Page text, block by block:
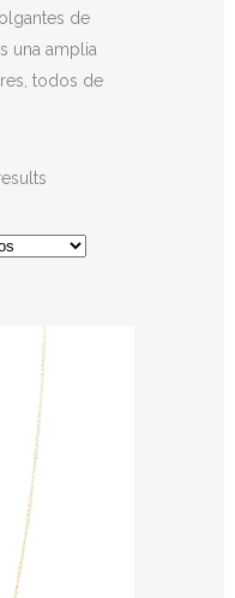
de
una amplia
todos de